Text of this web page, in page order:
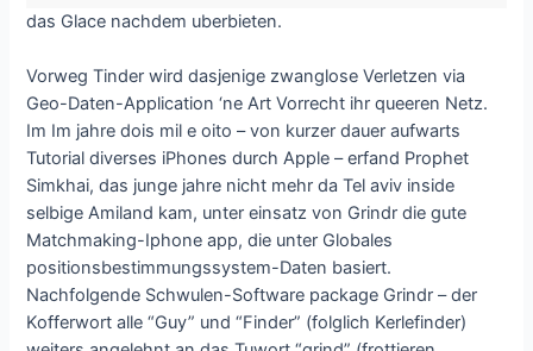
das Glace nachdem uberbieten.
Vorweg Tinder wird dasjenige zwanglose Verletzen via
Geo-Daten-Application ‘ne Art Vorrecht ihr queeren Netz.
Im Im jahre dois mil e oito – von kurzer dauer aufwarts
Tutorial diverses iPhones durch Apple – erfand Prophet
Simkhai, das junge jahre nicht mehr da Tel aviv inside
selbige Amiland kam, unter einsatz von Grindr die gute
Matchmaking-Iphone app, die unter Globales
positionsbestimmungssystem-Daten basiert.
Nachfolgende Schwulen-Software package Grindr – der
Kofferwort alle “Guy” und “Finder” (folglich Kerlefinder)